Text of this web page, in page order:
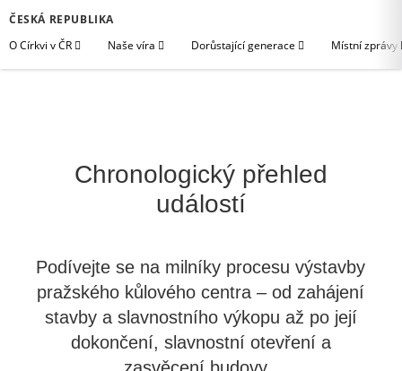
ČESKÁ REPUBLIKA
O Církvi v ČR
Naše víra Dorůstající generace Místní zprávy
Chronologický přehled
událostí
Podívejte se na milníky procesu výstavby
pražského kůlového centra – od zahájení
stavby a slavnostního výkopu až po její
dokončení, slavnostní otevření a